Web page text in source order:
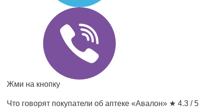
Жми на кнопку
Что говорят покупатели об аптеке «Авалон» ★ 4.3 / 5